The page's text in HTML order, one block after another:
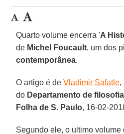
Quarto volume encerra 'A
de Michel Foucault, um dos
contemporânea.
O artigo é deVladimir Safatle,
do Departamento de filosofia
Folha de S. Paulo, 16-02-
Segundo ele, o ultimo volume